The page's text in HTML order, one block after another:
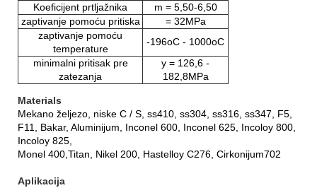
Koeficijent prtljažnika
m = 5,50-6,50
zaptivanje pomoću pritiska
= 32MPa
zaptivanje pomoću
temperature
-196oC - 1000oC
minimalni pritisak pre
zatezanja
y = 126,6 -
182,8MPa
Materials
Mekano željezo, niske C / S, ss410, ss304, ss316, ss347, F5,
F11, Bakar, Aluminijum, Inconel 600, Inconel 625, Incoloy 800,
Incoloy 825,
Monel 400, Titan, Nikel 200, Hastelloy C276, Cirkonijum702
Aplikacija